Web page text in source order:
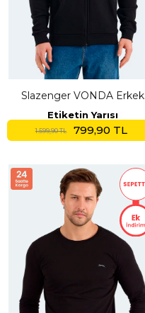
Slazenger VONDA Erkek
Fermuarlı Kapüşonlu Cepli
Siyah Sweatshırt
Etiketin Yarısı
1.599,90 TL 799,90 TL